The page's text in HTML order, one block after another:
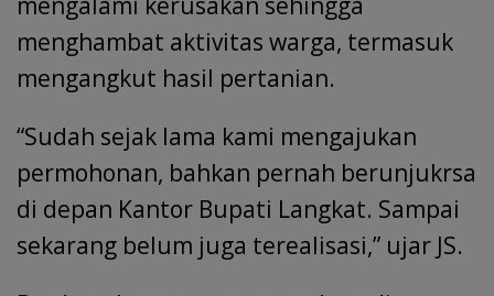
menghambat aktivitas warga, termasuk
mengangkut hasil pertanian.
“Sudah sejak lama kami mengajukan
permohonan, bahkan pernah berunjukrsa
di depan Kantor Bupati Langkat. Sampai
sekarang belum juga terealisasi,” ujar JS.